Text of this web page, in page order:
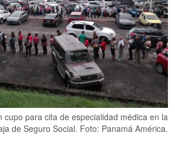
cupo para cita de especialidad médica en la
de Seguro Social. Foto: Panamá América.